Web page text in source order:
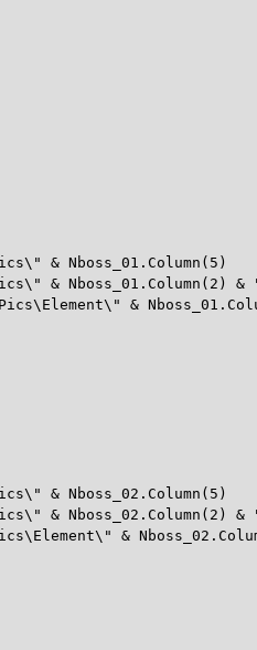
& Nboss_01.Column(5)
& Nboss_01.Column(2) &
&
& Nboss_02.Column(5)
& Nboss_02.Column(2) &
&